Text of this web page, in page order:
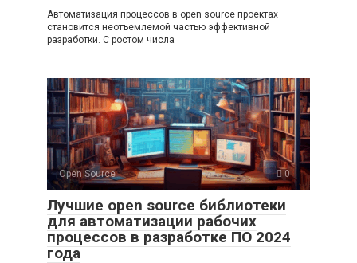
Автоматизация процессов в open source проектах
становится неотъемлемой частью эффективной
разработки. С ростом числа
Open Source 0
Лучшие open source библиотеки
для автоматизации рабочих
процессов в разработке ПО 2024
года